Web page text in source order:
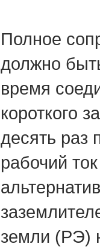
Полное
должно
время
короткого
десять
рабочий
земли (РЭ)